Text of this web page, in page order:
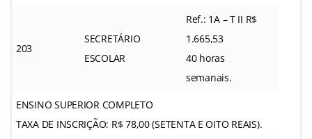
203
SECRETÁRIO
ESCOLAR
Ref.: 1A – T II R$
1.665,53
40 horas
semanais.
ENSINO SUPERIOR COMPLETO
TAXA DE INSCRIÇÃO: R$ 78,00 (SETENTA E OITO REAIS).